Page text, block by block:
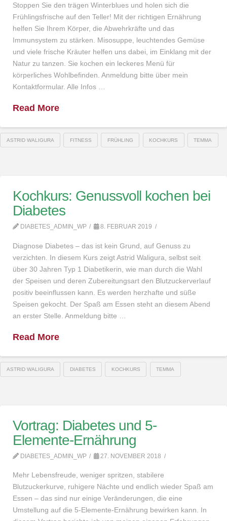
Stoppen Sie den trägen Winterblues und holen sich die
Frühlingsfrische auf den Teller! Mit der richtigen Ernährung
helfen Sie Ihrem Körper, die Abwehrkräfte und das
Immunsystem zu stärken. Misosuppe, leuchtendes Gemüse
und viele frische Kräuter helfen uns dabei, im Einklang mit der
Natur zu tanzen. Sie kochen ein leckeres Menü für
körperliches Wohlbefinden. Anmeldung bitte über mein
Kontaktformular. Alle Infos …
Read More
ASTRID WALIGURA FITNESS FRÜHLING KOCHKURS TEMMA
Kochkurs: Genussvoll kochen bei
Diabetes
DIABETES_ADMIN_WP 8. FEBRUAR 2019
Diagnose Diabetes – das ist kein Grund, auf Genuss zu
verzichten. In diesem Kurs zeigt Astrid Waligura, selbst seit
über 30 Jahren Typ 1 Diabetikerin, wie man durch die Wahl
der Speisen und deren Zubereitungsart den Blutzuckerverlauf
positiv beeinflussen kann. Es werden herzhafte und süße
Speisen gekocht. Der Spaß am Essen steht an diesem Abend
an erster Stelle. Anmeldung bitte …
Read More
ASTRID WALIGURA DIABETES KOCHKURS TEMMA
Vortrag: Diabetes und 5-
Elemente-Ernährung
DIABETES_ADMIN_WP 27. NOVEMBER 2018
Mehr Lebensfreude, weniger spritzen, stabilere
Blutzuckerkurve, ruhigere Nächte und endlich wieder Spaß am
Essen – das sind nur einige Veränderungen, die eine
Umstellung auf die 5-Elemente-Ernährung bewirken kann. In